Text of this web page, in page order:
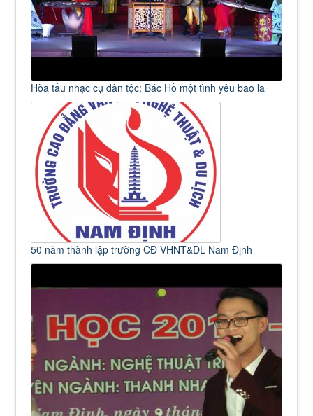
Hòa tấu nhạc cụ dân tộc: Bác Hồ một tình yêu bao la
50 năm thành lập trường CĐ VHNT&DL Nam Định